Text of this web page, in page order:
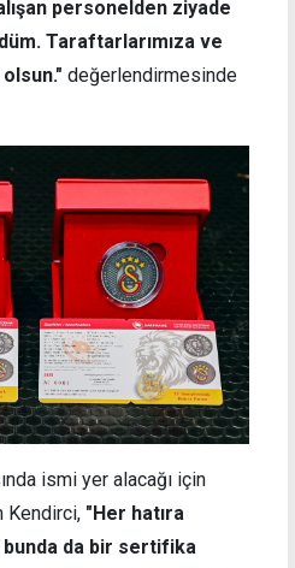
personelden ziyade
Taraftarlarımıza ve
olsun." değerlendirmesinde
ismi yer alacağı için
Kendirci, "Her hatıra
bunda da bir sertifika